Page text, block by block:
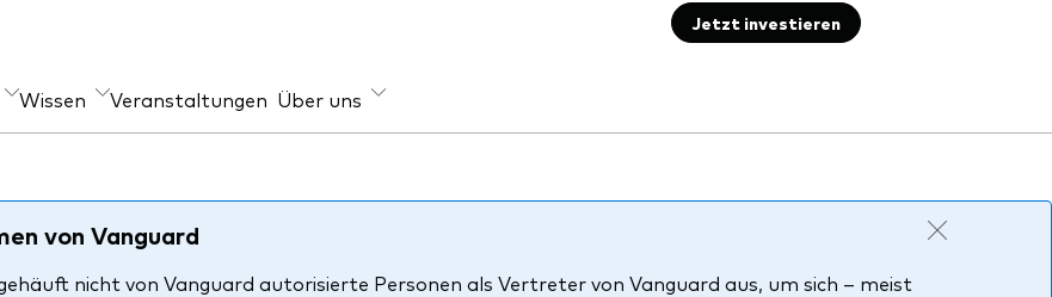
Jetzt investieren
Länder-ETFs
Wissen
Anlageprinzipien
Veranstaltungen Über uns
von Vanguard
nicht von Vanguard autorisierte Personen als Vertreter von Vanguard aus, um sich – meist